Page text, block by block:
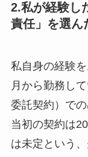
2.私が経験し
責任」を選ん
私自身の経験
月から勤務し
委託契約）での
当初の契約は
は未定という